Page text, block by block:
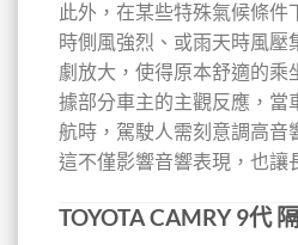
此外，在某些特殊氣候條件
時側風強烈、或雨天時風壓
劇放大，使得原本舒適的乘
據部分車主的主觀反應，當
航時，駕駛人需刻意調高音
這不僅影響音響表現，也讓
TOYOTA CAMRY 9代